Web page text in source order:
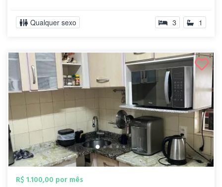
Qualquer sexo 3 1
R$ 1.100,00 por mês